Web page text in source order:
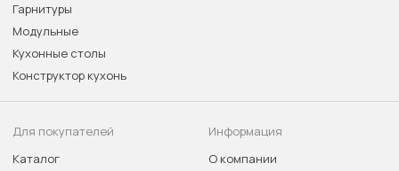
Гарнитуры
Модульные
Кухонные столы
Конструктор кухонь
Для покупателей
Каталог
Информация
О компании